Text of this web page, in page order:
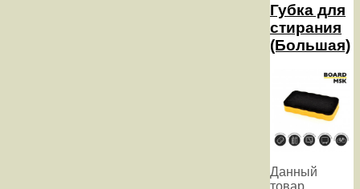
Губка для
стирания
(Большая)
Данный